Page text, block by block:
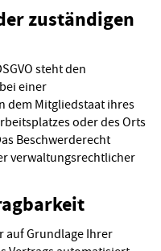
zuständigen
steht den
einer
dem Mitgliedstaat ihres
oder des Orts
Beschwerderecht
verwaltungsrechtlicher
auf Grundlage Ihrer